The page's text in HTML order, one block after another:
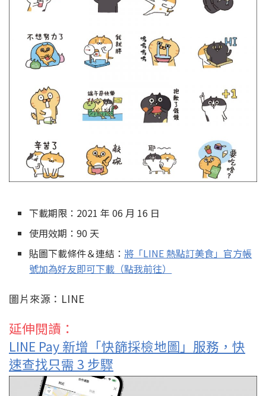
下載期限：2021 年 06 月 16 日
使用效期：90 天
貼圖下載條件＆連結： 將「LINE 熱點訂美食」官方帳
號加為好友即可下載（點我前往）
圖片來源：LINE
延伸閱讀：
LINE Pay 新增「快篩採檢地圖」服務，快
速查找只需 3 步驟